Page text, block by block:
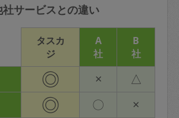
社サービスとの違い
タスカ
ジ
A
社
B
社
◎ × △
◎ 〇 ×